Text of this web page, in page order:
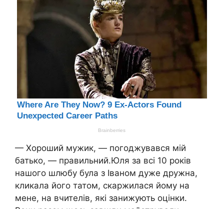
— Хороший мужик, — погоджувався мій
батько, — правильний.Юля за всі 10 років
нашого шлюбу була з Іваном дуже дружна,
кликала його татом, скаржилася йому на
мене, на вчителів, які занижують оцінки.